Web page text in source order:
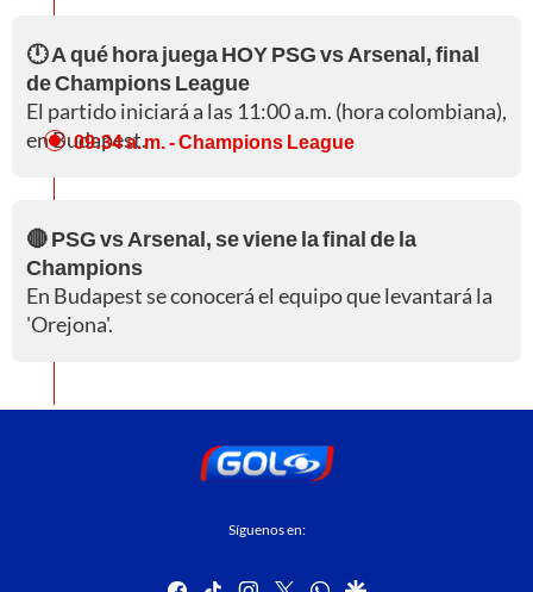
🕛 A qué hora juega HOY PSG vs Arsenal, final
de Champions League
El partido iniciará a las 11:00 a.m. (hora colombiana),
en Budapest.
09:34 a. m. - Champions League
🔴 PSG vs Arsenal, se viene la final de la
Champions
En Budapest se conocerá el equipo que levantará la
'Orejona'.
Síguenos en:
facebook
tiktok instagram
twitterwhatsapp
google